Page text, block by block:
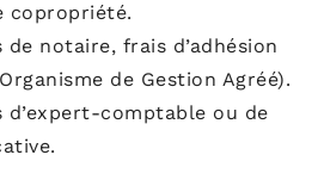
copropriété.
de notaire, frais d’adhésion
de Gestion Agréé).
d’expert-comptable ou de